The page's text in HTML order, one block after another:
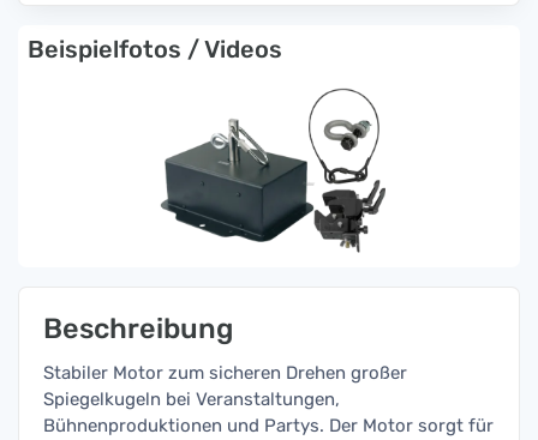
Beispielfotos / Videos
Beschreibung
Stabiler Motor zum sicheren Drehen großer
Spiegelkugeln bei Veranstaltungen,
Bühnenproduktionen und Partys. Der Motor sorgt für